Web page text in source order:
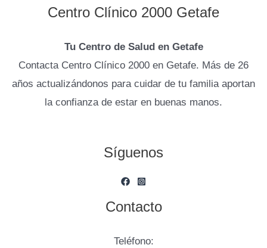
Centro Clínico 2000 Getafe
Tu Centro de Salud en Getafe
Contacta Centro Clínico 2000 en Getafe. Más de 26
años actualizándonos para cuidar de tu familia aportan
la confianza de estar en buenas manos.
Síguenos
Contacto
Teléfono: